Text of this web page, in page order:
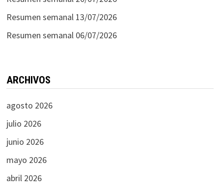
Resumen semanal 13/07/2026
Resumen semanal 06/07/2026
ARCHIVOS
agosto 2026
julio 2026
junio 2026
mayo 2026
abril 2026